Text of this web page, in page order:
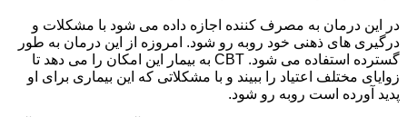
در این درمان به مصرف کننده اجازه داده می شود با مشکلات و
درگیری های ذهنی خود روبه رو شود. امروزه از این درمان به طور
گسترده استفاده می شود. CBT به بیمار این امکان را می دهد تا
زوایای مختلف اعتیاد را ببیند و با مشکلاتی که این بیماری برای او
پدید آورده است روبه رو شود.